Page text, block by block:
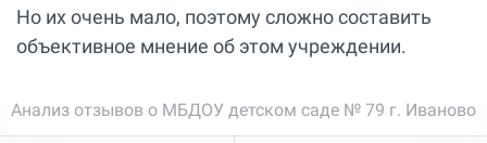
Но их очень мало, поэтому сложно составить
объективное мнение об этом учреждении.
Анализ отзывов о МБДОУ детском саде № 79 г. Иваново